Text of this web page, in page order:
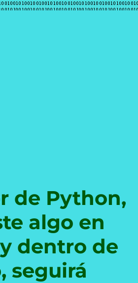
de Python,
algo en
dentro de
seguirá